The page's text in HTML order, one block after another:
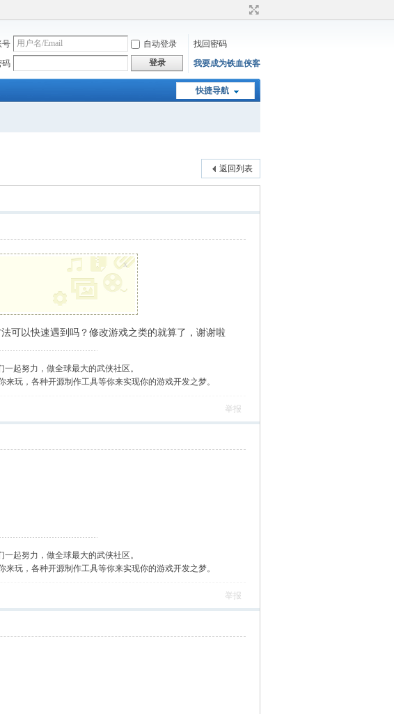
号 自动登录
找回密码
码
登录 我要成为铁血侠客
快捷导航
返回列表
x
可以快速遇到吗？修改游戏之类的就算了，谢谢啦
起努力，做全球最大的武侠社区。
玩，各种开源制作工具等你来实现你的游戏开发之梦。
举报
起努力，做全球最大的武侠社区。
玩，各种开源制作工具等你来实现你的游戏开发之梦。
举报